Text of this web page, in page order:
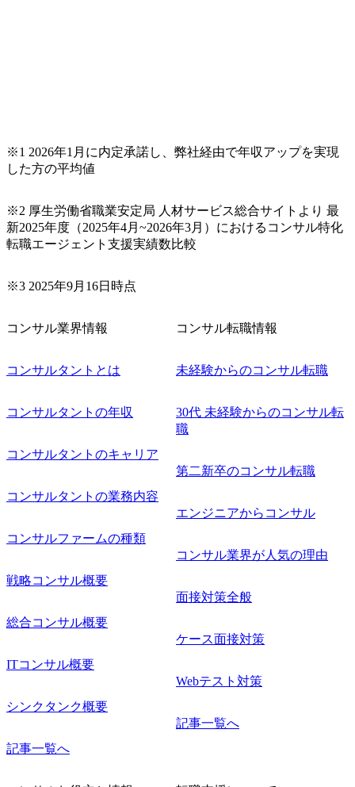
※1 2026年1月に内定承諾し、弊社経由で年収アップを実現
した方の平均値
※2 厚生労働省職業安定局 人材サービス総合サイトより 最
新2025年度（2025年4月~2026年3月）におけるコンサル特化
転職エージェント支援実績数比較
※3 2025年9月16日時点
コンサル業界情報
コンサルタントとは
コンサルタントの年収
コンサルタントのキャリア
コンサルタントの業務内容
コンサルファームの種類
戦略コンサル概要
総合コンサル概要
ITコンサル概要
シンクタンク概要
記事一覧へ
コンサル転職情報
未経験からのコンサル転職
30代 未経験からのコンサル転
職
第二新卒のコンサル転職
エンジニアからコンサル
コンサル業界が人気の理由
面接対策全般
ケース面接対策
Webテスト対策
記事一覧へ